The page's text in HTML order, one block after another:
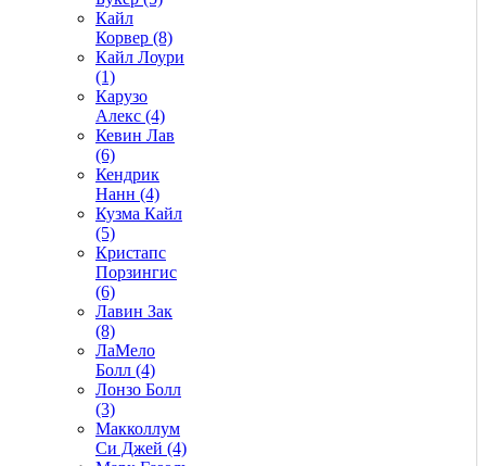
Кайл
Корвер (8)
Кайл Лоури
(1)
Карузо
Алекс (4)
Кевин Лав
(6)
Кендрик
Нанн (4)
Кузма Кайл
(5)
Кристапс
Порзингис
(6)
Лавин Зак
(8)
ЛаМело
Болл (4)
Лонзо Болл
(3)
Макколлум
Си Джей (4)